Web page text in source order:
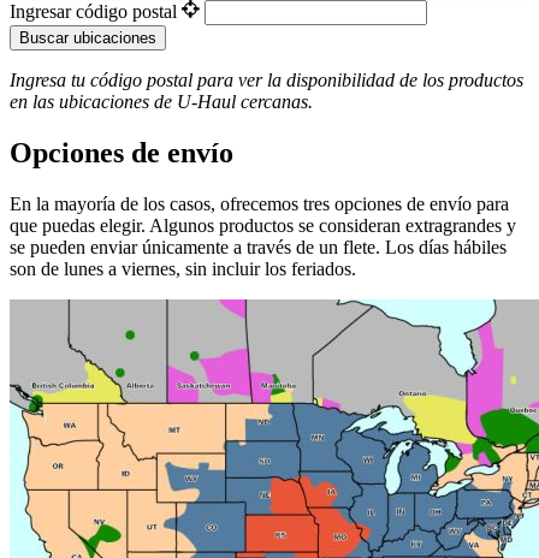
Ingresar código postal
Buscar ubicaciones
Ingresa tu código postal para ver la disponibilidad de los productos
en las ubicaciones de U-Haul ​​​​​​​ cercanas.
Opciones de envío
En la mayoría de los casos, ofrecemos tres opciones de envío para
que puedas elegir. Algunos productos se consideran extragrandes y
se pueden enviar únicamente a través de un flete. Los días hábiles
son de lunes a viernes, sin incluir los feriados.